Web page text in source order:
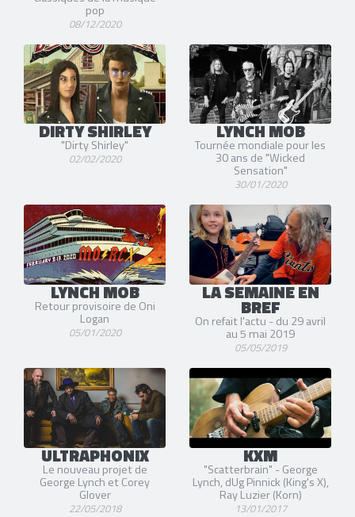
pop
08/12/2020
DIRTY SHIRLEY
"Dirty Shirley"
02/02/2020
LYNCH MOB
Tournée mondiale pour les
30 ans de "Wicked
Sensation"
30/01/2020
LYNCH MOB
Retour provisoire de Oni
Logan
05/01/2020
LA SEMAINE EN
BREF
On refait l'actu - du 29 avril
au 5 mai 2019
05/05/2019
ULTRAPHONIX
Le nouveau projet de
George Lynch et Corey
Glover
22/05/2018
KXM
"Scatterbrain" - George
Lynch, dUg Pinnick (King's X),
Ray Luzier (Korn)
13/01/2017